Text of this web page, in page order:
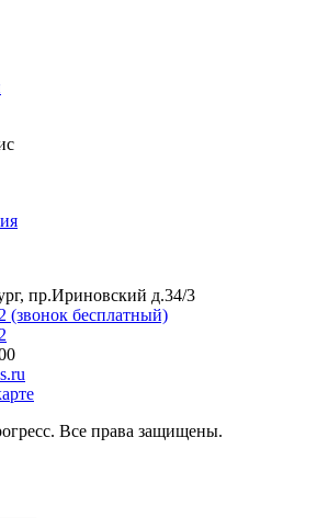
пр.Ириновский д.34/3
(звонок бесплатный)
Все права защищены.